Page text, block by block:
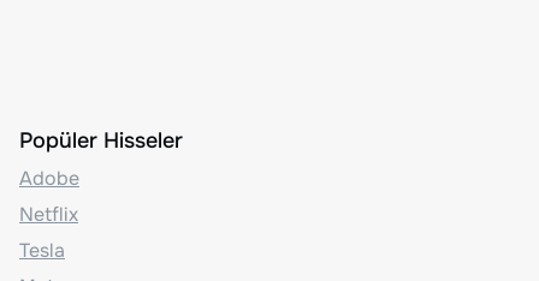
Popüler Hisseler
Adobe
Netflix
Tesla